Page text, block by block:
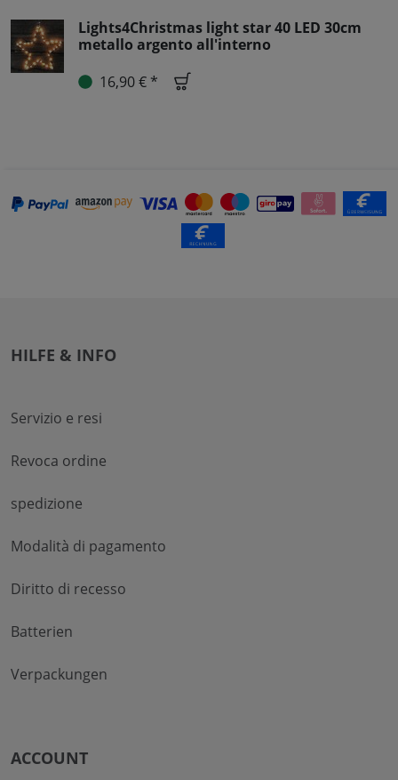
Lights4Christmas light star 40 LED 30cm
metallo argento all'interno
16,90 € *
HILFE & INFO
Servizio e resi
Revoca ordine
spedizione
Modalità di pagamento
Diritto di recesso
Batterien
Verpackungen
ACCOUNT